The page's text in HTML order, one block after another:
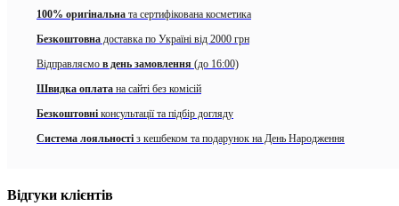
Серум має легку текстуру, зручно нашаровується в рутині та добре
підходить як базовий крок у догляді в будь-який сезон.
шарі шкіри:комплекс церамідів, фітофосфінгозин і холестерол
Вони підтримують цілісність гідроліпідного бар’єра та допомагають
“щільного” відчуття захисту без важких текстур.
дію формули, підтримуючи комфорт і відновлювальні процеси, тому
для сухої шкіри,серум з церамідами для відновлення бар’єра
100% оригінальна та сертифікована косметика
Безкоштовна доставка по Україні від 2000 грн
Відправляємо в день замовлення (до 16:00)
Швидка оплата на сайті без комісій
Безкоштовні консультації та підбір догляду
Система лояльності з кешбеком та подарунок на День Народження
Відгуки клієнтів